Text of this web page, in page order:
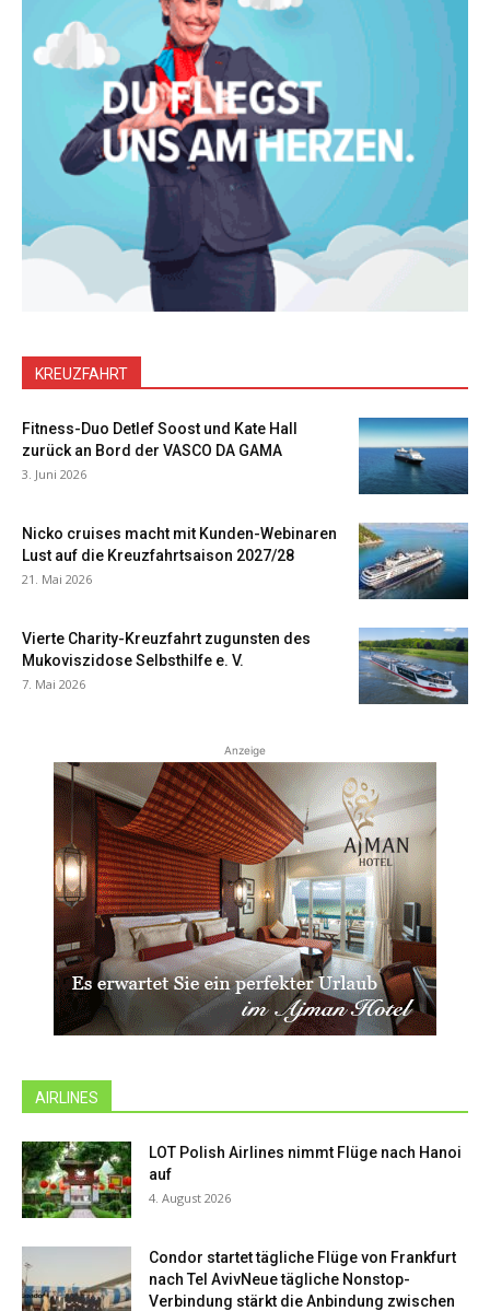
KREUZFAHRT
Fitness-Duo Detlef Soost und Kate Hall
zurück an Bord der VASCO DA GAMA
3. Juni 2026
Nicko cruises macht mit Kunden-Webinaren
Lust auf die Kreuzfahrtsaison 2027/28
21. Mai 2026
Vierte Charity-Kreuzfahrt zugunsten des
Mukoviszidose Selbsthilfe e. V.
7. Mai 2026
Anzeige
AIRLINES
LOT Polish Airlines nimmt Flüge nach Hanoi
auf
4. August 2026
Condor startet tägliche Flüge von Frankfurt
nach Tel AvivNeue tägliche Nonstop-
Verbindung stärkt die Anbindung zwischen